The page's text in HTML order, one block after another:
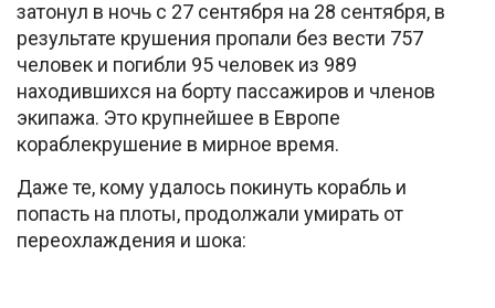
затонул в ночь с 27 сентября на 28 сентября, в
результате крушения пропали без вести 757
человек и погибли 95 человек из 989
находившихся на борту пассажиров и членов
экипажа. Это крупнейшее в Европе
кораблекрушение в мирное время.
Даже те, кому удалось покинуть корабль и
попасть на плоты, продолжали умирать от
переохлаждения и шока: